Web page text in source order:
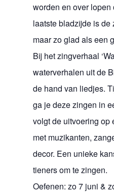
worden en over lopen
laatste bladzijde is de
maar zo glad als een
Bij het zingverhaal
waterverhalen uit de
de hand van liedjes.
ga je deze zingen in
volgt de uitvoering op
met muzikanten,
decor. Een unieke
tieners om te zingen.
Oefenen: zo 7 juni &